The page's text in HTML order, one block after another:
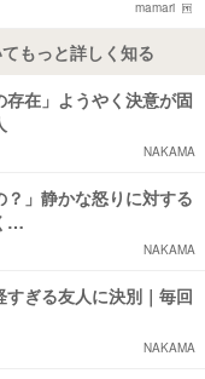
mamari
もっと詳しく知る
在」ようやく決意が固
NAKAMA
？」静かな怒りに対する
…
NAKAMA
すぎる友人に決別｜毎回
NAKAMA